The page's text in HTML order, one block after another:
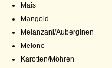
Mais
Mangold
Melanzani/Auberginen
Melone
Karotten/Möhren